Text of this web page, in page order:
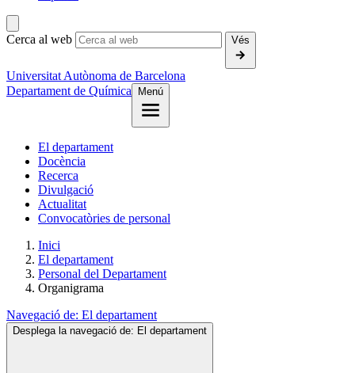
Cerca al web Vés
Universitat Autònoma de Barcelona
Departament de Química
Menú
El departament
Docència
Recerca
Divulgació
Actualitat
Convocatòries de personal
Inici
El departament
Personal del Departament
Organigrama
Navegació de: El departament
Desplega la navegació de: El departament